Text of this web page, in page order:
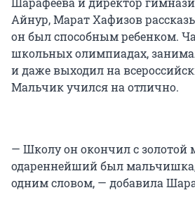
Айнур, Марат Хафизов
он был способным ребенком.
школьных олимпиадах,
и даже выходил на
Мальчик учился на отлично.
— Школу он окончил с золотой
одареннейший был
одним словом, — добавила